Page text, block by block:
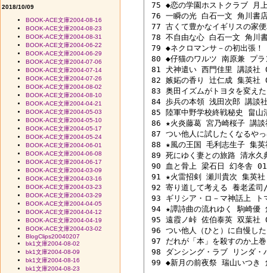
75 ◆恋の学園ホストクラブ
76 一瞬の光 白石一文 角川
77 古くて豊かなイギリスの家
78 不自由な心 白石一文 角
79 ◆ネクロマンサ－の初出張
80 ◆仔猫のワルツ 南原兼 プ
81 犬神遣い 西門佳里 講談
82 嫉妬の香り 辻仁成 集英
83 奥田イズムがトヨタを変
84 歩兵の本領 浅田次郎 講
85 陸軍中野学校終戦秘史 畠
86 ★火炎藤葛 宮乃崎桜子 講
87 つい他人に試したくなるや
88 ★風の王国 毛利志生子 集
89 死にゆく妻との旅路 清水
90 血と骨上 梁石日 幻冬舎
91 ★火雷招剣 瀬川貴次 集英
92 寄り道して考える 養老孟
93 ギリシア・ロ－マ神話上
94 ★譚詩曲の流れゆく 駒崎
95 遠霞ノ峠 佐伯泰英 双葉
96 つい他人（ひと）に自慢し
97 だれが「本」を殺すのか
98 ダンシング・ラブ リンダ
99 ◆新月の前夜祭 瑞山いつ
2018/10/09
BOOK-ACE文庫2004-08-16
BOOK-ACE文庫2004-08-23
BOOK-ACE文庫2004-08-31
BOOK-ACE文庫2004-06-22
BOOK-ACE文庫2004-06-29
BOOK-ACE文庫2004-07-06
BOOK-ACE文庫2004-07-14
BOOK-ACE文庫2004-07-26
BOOK-ACE文庫2004-08-02
BOOK-ACE文庫2004-08-10
BOOK-ACE文庫2004-04-21
BOOK-ACE文庫2004-05-03
BOOK-ACE文庫2004-05-10
BOOK-ACE文庫2004-05-17
BOOK-ACE文庫2004-05-24
BOOK-ACE文庫2004-06-01
BOOK-ACE文庫2004-06-08
BOOK-ACE文庫2004-06-17
BOOK-ACE文庫2004-03-09
BOOK-ACE文庫2004-03-16
BOOK-ACE文庫2004-03-23
BOOK-ACE文庫2004-03-29
BOOK-ACE文庫2004-04-05
BOOK-ACE文庫2004-04-12
BOOK-ACE文庫2004-04-19
BOOK-ACE文庫2004-03-02
BlogClips20040207
bk1文庫2004-08-02
bk1文庫2004-08-09
bk1文庫2004-08-16
bk1文庫2004-08-23